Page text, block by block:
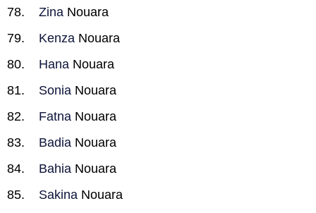
Zina Nouara
Kenza Nouara
Hana Nouara
Sonia Nouara
Fatna Nouara
Badia Nouara
Bahia Nouara
Sakina Nouara